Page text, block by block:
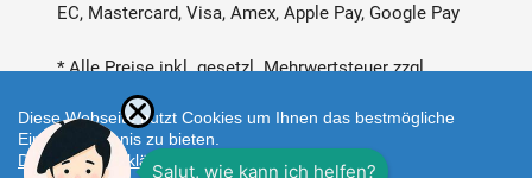
EC, Mastercard, Visa, Amex, Apple Pay, Google Pay
* Alle Preise inkl. gesetzl. Mehrwertsteuer zzgl.
Versandkosten
Diese Webseite nutzt Cookies um Ihnen das bestmögliche
Einkaufserlebnis zu bieten.
Datenschutzerklärung